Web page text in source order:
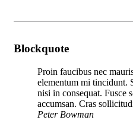
Blockquote
Proin faucibus nec
elementum mi tincidunt.
nisi in consequat. Fusce
accumsan. Cras
Peter Bowman